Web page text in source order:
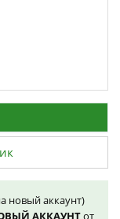
новый аккаунт)